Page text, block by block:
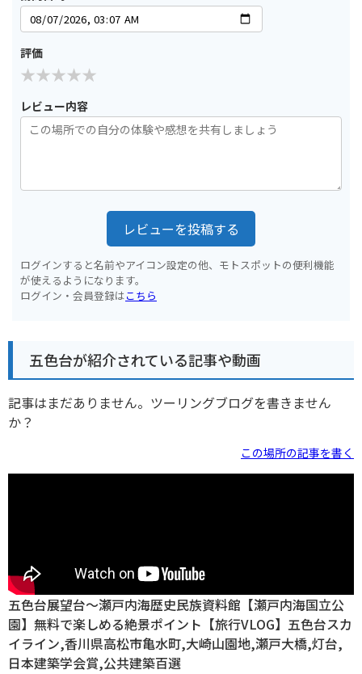
評価
レビュー内容
レビューを投稿する
ログインすると名前やアイコン設定の他、モトスポットの便利機能
が使えるようになります。
ログイン・会員登録はこちら
五色台が紹介されている記事や動画
記事はまだありません。ツーリングブログを書きません
か？
この場所の記事を書く
五色台展望台〜瀬戸内海歴史民族資料館【瀬戸内海国立公
園】無料で楽しめる絶景ポイント【旅行VLOG】五色台スカ
イライン,香川県高松市亀水町,大崎山園地,瀬戸大橋,灯台,
日本建築学会賞,公共建築百選